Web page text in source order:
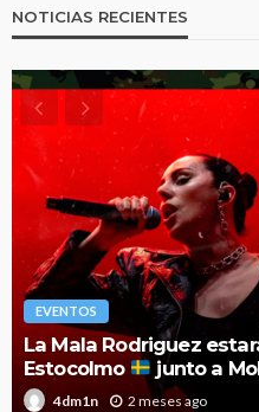
NOTICIAS RECIENTES
EVENTOS
El Festival Noches
2026 con nuevas y
4dm1n 3 meses ago